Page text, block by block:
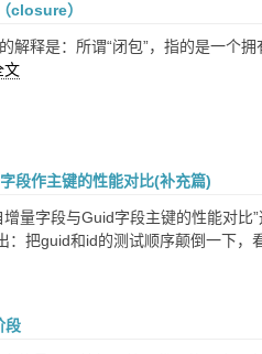
closure）
解释是：所谓“闭包”，指的是一个
文
段作主键的性能对比(补充篇)
量字段与Guid字段主键的性能对
：把guid和id的测试顺序颠倒一下
段